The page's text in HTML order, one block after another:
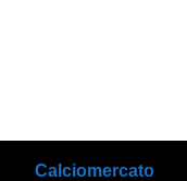
Calciomercato